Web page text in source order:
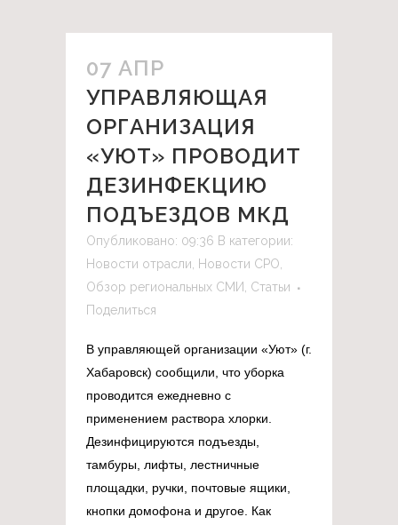
07 АПР
УПРАВЛЯЮЩАЯ
ОРГАНИЗАЦИЯ
«УЮТ» ПРОВОДИТ
ДЕЗИНФЕКЦИЮ
ПОДЪЕЗДОВ МКД
Опубликовано: 09:36 В категории:
Новости отрасли
Новости СРО
Обзор региональных СМИ
Статьи
Поделиться
В управляющей организации «Уют» (г.
Хабаровск) сообщили, что уборка
проводится ежедневно с
применением раствора хлорки.
Дезинфицируются подъезды,
тамбуры, лифты, лестничные
площадки, ручки, почтовые ящики,
кнопки домофона и другое. Как